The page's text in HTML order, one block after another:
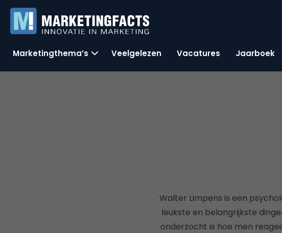
Marketingthema’s Veelgelezen Vacatures Jaarboek
Walter Limpens is een
leukste en belangrijkste
onderzocht is hoe men